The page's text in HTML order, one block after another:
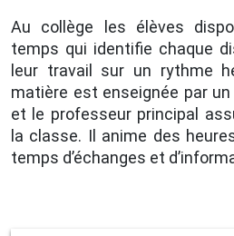
Au collège les élèves
temps qui identifie chaque
leur travail sur un rythme
matière est enseignée par
et le professeur principal
la classe. Il anime des
temps d’échanges et